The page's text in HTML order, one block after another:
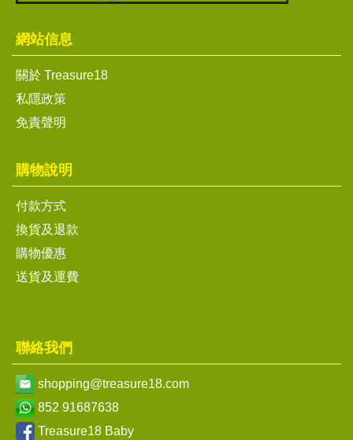
網站信息
關於 Treasure18
私隱政策
免責聲明
購物說明
付款方式
換貨及退款
購物優惠
送貨及運費
聯絡我們
shopping@treasure18.com
852 91687638
Treasure18 Baby